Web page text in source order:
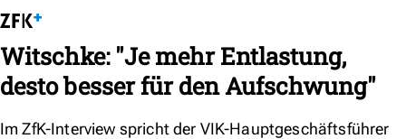
Witschke: "Je mehr Entlastung,
desto besser für den Aufschwung"
Im ZfK-Interview spricht der VIK-Hauptgeschäftsführer